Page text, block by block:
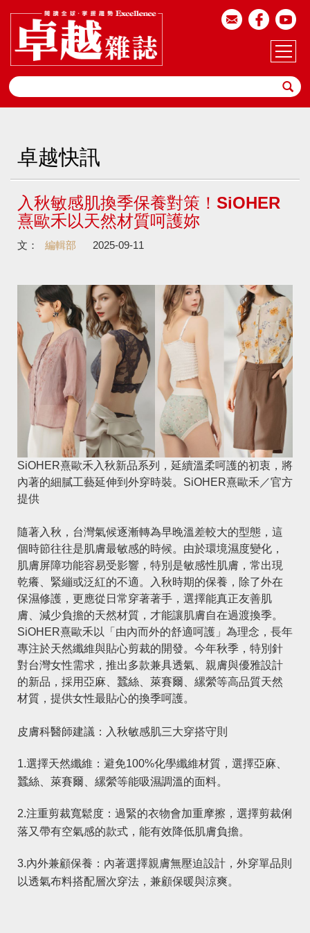
卓越快訊
入秋敏感肌換季保養對策！SiOHER
熹歐禾以天然材質呵護妳
文： 編輯部 2025-09-11
SiOHER熹歐禾入秋新品系列，延續溫柔呵護的初衷，將
內著的細膩工藝延伸到外穿時裝。SiOHER熹歐禾／官方
提供
隨著入秋，台灣氣候逐漸轉為早晚溫差較大的型態，這
個時節往往是肌膚最敏感的時候。由於環境濕度變化，
肌膚屏障功能容易受影響，特別是敏感性肌膚，常出現
乾癢、緊繃或泛紅的不適。入秋時期的保養，除了外在
保濕修護，更應從日常穿著著手，選擇能真正友善肌
膚、減少負擔的天然材質，才能讓肌膚自在過渡換季。
SiOHER熹歐禾以「由內而外的舒適呵護」為理念，長年
專注於天然纖維與貼心剪裁的開發。今年秋季，特別針
對台灣女性需求，推出多款兼具透氣、親膚與優雅設計
的新品，採用亞麻、蠶絲、萊賽爾、縲縈等高品質天然
材質，提供女性最貼心的換季呵護。
皮膚科醫師建議：入秋敏感肌三大穿搭守則
1.選擇天然纖維：避免100%化學纖維材質，選擇亞麻、
蠶絲、萊賽爾、縲縈等能吸濕調溫的面料。
2.注重剪裁寬鬆度：過緊的衣物會加重摩擦，選擇剪裁俐
落又帶有空氣感的款式，能有效降低肌膚負擔。
3.內外兼顧保養：內著選擇親膚無壓迫設計，外穿單品則
以透氣布料搭配層次穿法，兼顧保暖與涼爽。